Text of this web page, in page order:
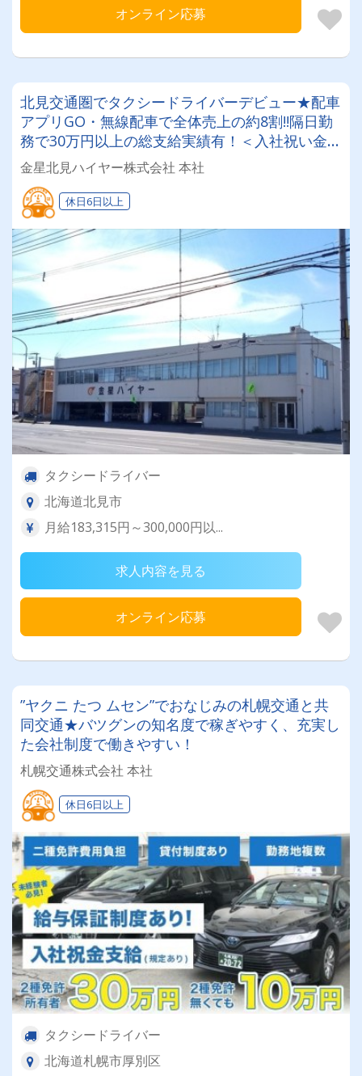
オンライン応募
北見交通圏でタクシードライバーデビュー★配車
アプリGO・無線配車で全体売上の約8割!!隔日勤
務で30万円以上の総支給実績有！＜入社祝い金制
度+2種免許取得制度有＞未経験者の応募大歓迎◎
金星北見ハイヤー株式会社 本社
休日6日以上
タクシードライバー
北海道北見市
月給183,315円～300,000円以...
求人内容を見る
オンライン応募
”ヤクニ たつ ムセン”でおなじみの札幌交通と共
同交通★バツグンの知名度で稼ぎやすく、充実し
た会社制度で働きやすい！
札幌交通株式会社 本社
休日6日以上
タクシードライバー
北海道札幌市厚別区